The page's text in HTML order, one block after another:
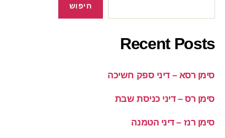
חיפוש
Recent Posts
סימן רסא – דיני ספק חשיכה
סימן רס – דיני כניסת שבת
סימן רנז – דיני הטמנה